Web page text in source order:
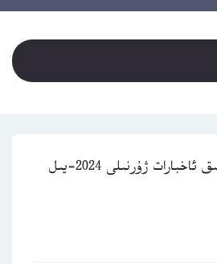
ئىستىقلال ئاۋازى ئايلىق ئاخبارات ژۇرنىلى 2024-يىل